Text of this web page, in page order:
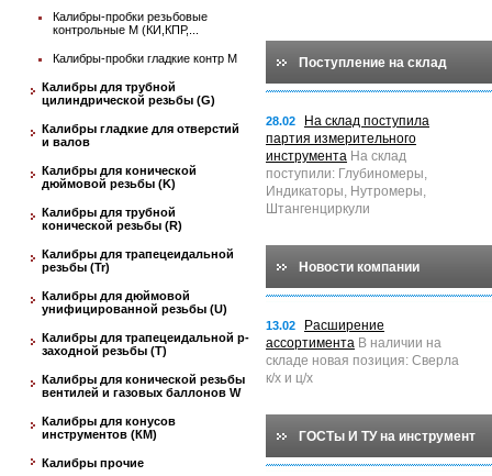
Калибры-пробки резьбовые
контрольные М (КИ,КПР,...
Калибры-пробки гладкие контр М
Калибры для трубной
цилиндрической резьбы (G)
Калибры гладкие для отверстий
и валов
Калибры для конической
дюймовой резьбы (K)
Калибры для трубной
конической резьбы (R)
Калибры для трапецеидальной
резьбы (Tr)
Калибры для дюймовой
унифицированной резьбы (U)
Калибры для трапецеидальной p-
заходной резьбы (T)
Калибры для конической резьбы
вентилей и газовых баллонов W
Калибры для конусов
инструментов (КМ)
Калибры прочие
Поступление на склад
28.02
На склад поступила
партия измерительного
инструмента На склад
поступили: Глубиномеры,
Индикаторы, Нутромеры,
Штангенциркули
Новости компании
13.02
Расширение
ассортимента В наличии на
складе новая позиция: Сверла
к/х и ц/х
ГОСТы И ТУ на инструмент